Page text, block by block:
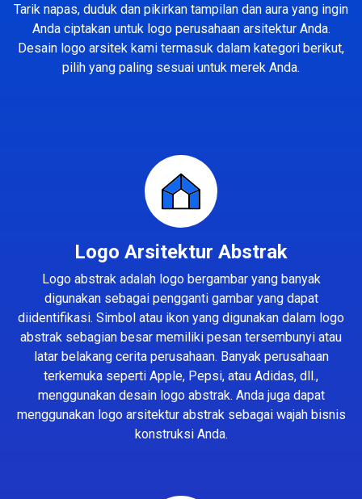
Tarik napas, duduk dan pikirkan tampilan dan aura yang ingin
Anda ciptakan untuk logo perusahaan arsitektur Anda.
Desain logo arsitek kami termasuk dalam kategori berikut,
pilih yang paling sesuai untuk merek Anda.
Logo Arsitektur Abstrak
Logo abstrak adalah logo bergambar yang banyak
digunakan sebagai pengganti gambar yang dapat
diidentifikasi. Simbol atau ikon yang digunakan dalam logo
abstrak sebagian besar memiliki pesan tersembunyi atau
latar belakang cerita perusahaan. Banyak perusahaan
terkemuka seperti Apple, Pepsi, atau Adidas, dll.,
menggunakan desain logo abstrak. Anda juga dapat
menggunakan logo arsitektur abstrak sebagai wajah bisnis
konstruksi Anda.